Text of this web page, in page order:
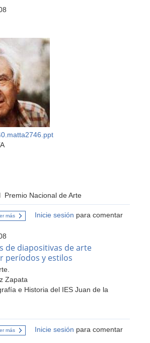
chilenos
Artes
Visuales
Premio Nacional de Arte
más sobre
Roberto
Inicie sesión para comentar
de diapositivas de arte
períodos y estilos
Zapata
e Historia del IES Juan de la
más sobre
Presentaciones
Inicie sesión para comentar